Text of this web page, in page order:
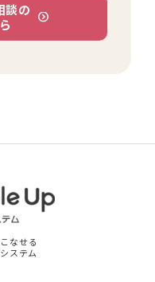
談の
なせる
ステム